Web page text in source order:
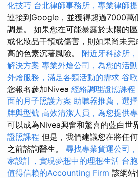
化技巧 台北律師事務所，專業律師
連接到Google，並獲得超過7000萬
調是。 如果您在可能暴露於太陽的
或化妝品干預或傷害，則如果尚未
高的色素沉著風險。 附近牙科診所
解決方案 專業外燴公司，為您的活
外燴服務，滿足各類活動的需求 谷
您報名參加Nivea 經絡調理證照課程
面的月子照護方案 助聽器推薦，選
牌與型號 高效清潔人員，為您提供
可以成為Nivea興奮和驚喜的藍白世
證照課程 但是，我們建議您在將任
之前諮詢醫生。 尋找專業貨運公司
家設計，實現夢想中的理想生活 台
值得信賴的Accounting Firm 該網